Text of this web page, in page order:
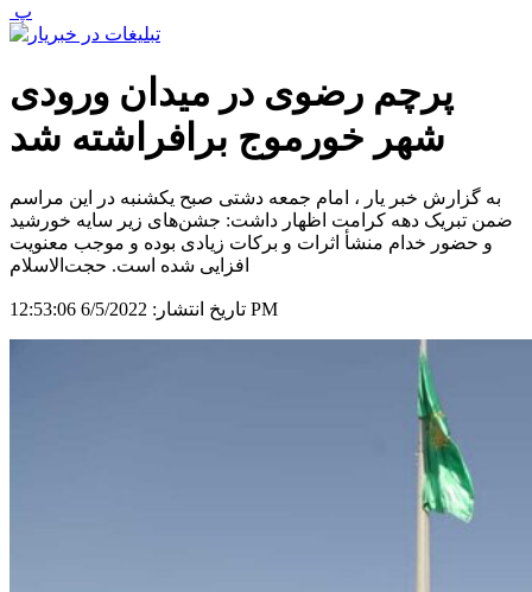
‍ پ
پرچم رضوی در میدان ورودی
شهر خورموج برافراشته شد
به گزارش خبر یار ، امام جمعه دشتی صبح یکشنبه در این مراسم
ضمن تبریک دهه کرامت اظهار داشت: جشن‌های زیر سایه خورشید
و حضور خدام منشأ اثرات و برکات زیادی بوده و موجب معنویت
افزایی شده است. حجت‌الاسلام
تاریخ انتشار: 6/5/2022 12:53:06 PM